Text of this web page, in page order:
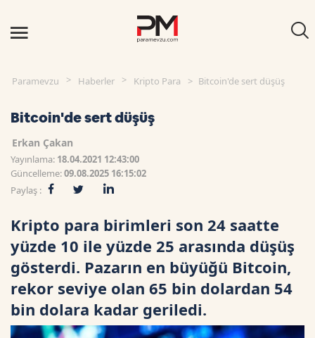
Paramevzu Haberler Kripto Para Bitcoin'de sert düşüş
Bitcoin'de sert düşüş
Erkan Çakan
Yayınlama: 18.04.2021 12:43:00
Güncelleme:09.08.2025 16:15:02
Paylaş :
Kripto para birimleri son 24 saatte
yüzde 10 ile yüzde 25 arasında düşüş
gösterdi. Pazarın en büyüğü Bitcoin,
rekor seviye olan 65 bin dolardan 54
bin dolara kadar geriledi.